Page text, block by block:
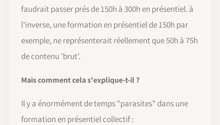
faudrait passer prés de 150h à 300h en présentiel. à
l'inverse, une formation en présentiel de 150h par
exemple, ne représenterait réellement que 50h à 75h
de contenu 'brut'.
Mais comment cela s'explique-t-il ?
Il y a énormément de temps "parasites" dans une
formation en présentiel collectif :